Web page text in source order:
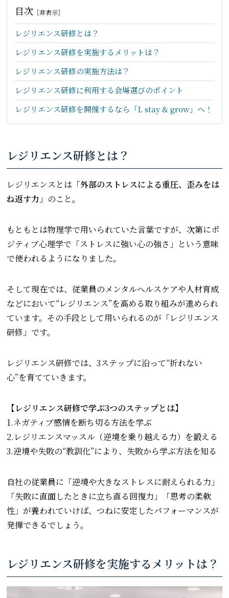
目次 ［非表示］
レジリエンス研修とは？
レジリエンス研修を実施するメリットは？
レジリエンス研修の実施方法は？
レジリエンス研修に利用する会場選びのポイント
レジリエンス研修を開催するなら「L stay & grow」へ！
レジリエンス研修とは？
レジリエンスとは 「外部のストレスによる重圧、歪みをは
ね返す力」 のこと。
もともとは物理学で用いられていた言葉ですが、次第にポ
ジティブ心理学で「ストレスに強い心の強さ」という意味
で使われるようになりました。
そして現在では、従業員のメンタルヘルスケアや人材育成
などにおいて“レジリエンス”を高める取り組みが進められ
ています。その手段として用いられるのが「レジリエンス
研修」です。
レジリエンス研修では、3ステップに沿って“折れない
心”を育てていきます。
【レジリエンス研修で学ぶ3つのステップとは】
1.ネガティブ感情を断ち切る方法を学ぶ
2.レジリエンスマッスル（逆境を乗り越える力）を鍛える
3.逆境や失敗の“教訓化”により、失敗から学ぶ方法を知る
自社の従業員に「逆境や大きなストレスに耐えられる力」
「失敗に直面したときに立ち直る回復力」「思考の柔軟
性」が養われていけば、つねに安定したパフォーマンスが
発揮できるでしょう。
レジリエンス研修を実施するメリットは？